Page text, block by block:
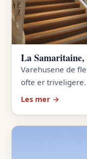
La
Varehusene de
ofte er triveligere.
Les mer →